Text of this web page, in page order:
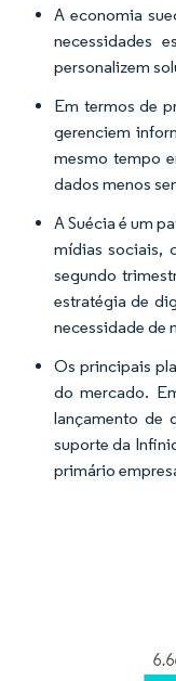
A economia
necessidades
personalizem
Em termos de
gerenciem
mesmo tempo
dados menos
A Suécia é um
mídias sociais,
segundo
estratégia de
necessidade de
Os principais
do mercado.
lançamento de
suporte da
primário